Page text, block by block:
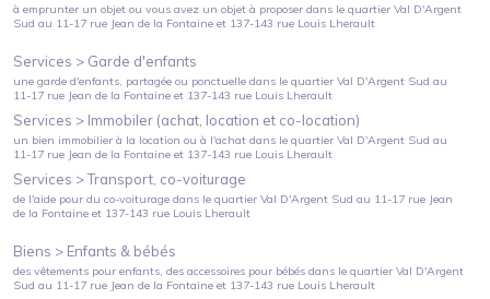
à emprunter un objet ou vous avez un objet à proposer dans le quartierVal D'Argent
Sud au 11-17 rue Jean de la Fontaine et 137-143 rue Louis Lherault
Services > Garde d'enfants
une garde d'enfants, partagée ou ponctuelle dans le quartierVal D'Argent Sud au
11-17 rue Jean de la Fontaine et 137-143 rue Louis Lherault
Services > Immobiler (achat, location et co-location)
un bien immobilier à la location ou à l'achat dans le quartierVal D'Argent Sud au
11-17 rue Jean de la Fontaine et 137-143 rue Louis Lherault
Services >Transport, co-voiturage
de l'aide pour du co-voiturage dans le quartierVal D'Argent Sud au 11-17 rue Jean
de la Fontaine et 137-143 rue Louis Lherault
Biens > Enfants & bébés
des vêtements pour enfants, des accessoires pour bébés dans le quartierVal D'Argent
Sud au 11-17 rue Jean de la Fontaine et 137-143 rue Louis Lherault